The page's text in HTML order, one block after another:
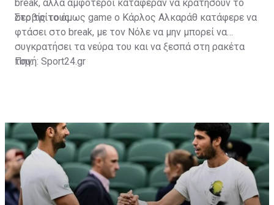
break, αλλά αμφότεροι κατάφεραν να κρατήσουν το
σερβίς τους.
Στο τρίτο όμως game ο Κάρλος Αλκαράθ κατάφερε να
φτάσει στο break, με τον Νόλε να μην μπορεί να
συγκρατήσει τα νεύρα του και να ξεσπά στη ρακέτα
του.
Πηγή: Sport24.gr